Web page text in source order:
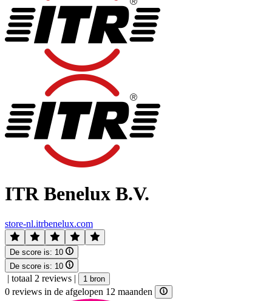
ITR Benelux B.V.
store-nl.itrbenelux.com
De score is: 10
De score is: 10
| totaal 2 reviews | 1 bron
0 reviews in de afgelopen 12 maanden